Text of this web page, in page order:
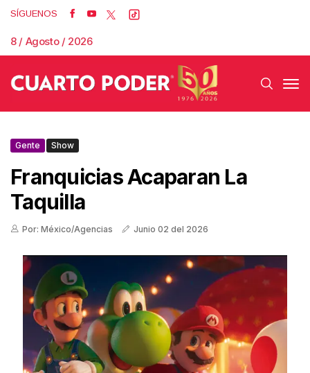
SÍGUENOS
8 / Agosto / 2026
Gente Show
Franquicias Acaparan La
Taquilla
Por: México/Agencias Junio 02 del 2026